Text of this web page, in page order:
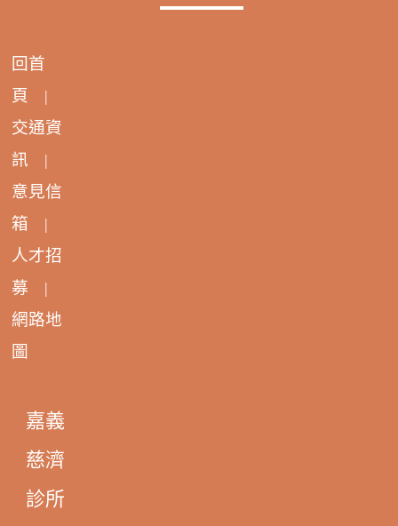
回首
頁 |
交通資
訊 |
意見信
箱 |
人才招
募 |
網路地
圖
嘉義
慈濟
診所